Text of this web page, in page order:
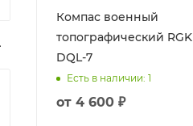
Компас военный
топографический RGK
DQL-7
Есть в наличии: 1
от 4 600 ₽